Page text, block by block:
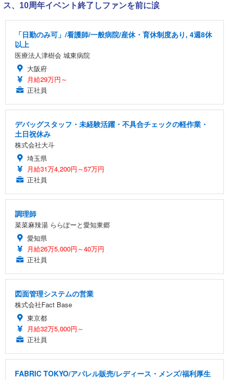
ス、10周年イベント終了しファンを前に涙
「日勤のみ可」/看護師/一般病院/産休・育休制度あり, 4週8休
以上
医療法人津樹会 城東病院
大阪府
月給29万円～
正社員
デバッグスタッフ・未経験活躍・不具合チェックの軽作業・
土日祝休み
株式会社大斗
埼玉県
月給31万4,200円～57万円
正社員
調理師
菜菜麻辣湯 ららぽーと愛知東郷
愛知県
月給26万5,000円～40万円
正社員
図面管理システムの営業
株式会社Fact Base
東京都
月給32万5,000円～
正社員
FABRIC TOKYO/アパレル販売/レディース・メンズ/福利厚生